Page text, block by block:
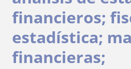
financieros;
estadística;
financieras;